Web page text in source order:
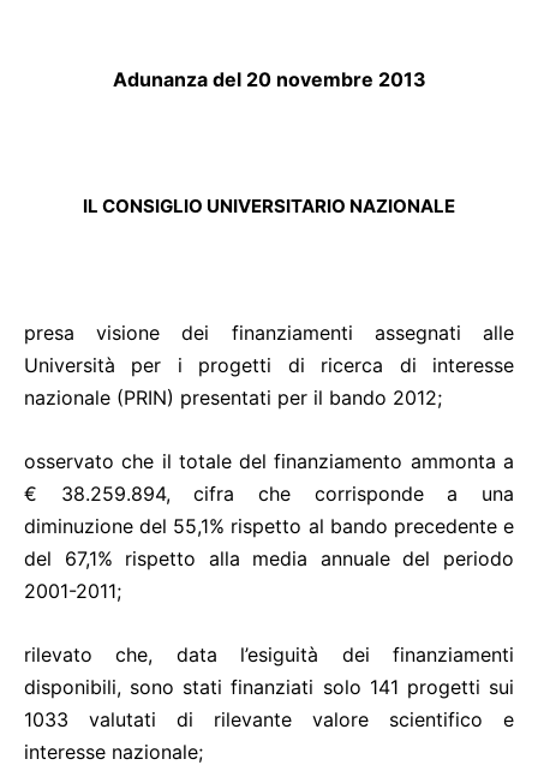
Adunanza del 20 novembre 2013
IL CONSIGLIO UNIVERSITARIO NAZIONALE
presa visione dei finanziamenti assegnati alle
Università per i progetti di ricerca di interesse
nazionale (PRIN) presentati per il bando 2012;
osservato che il totale del finanziamento ammonta a
€ 38.259.894, cifra che corrisponde a una
diminuzione del 55,1% rispetto al bando precedente e
del 67,1% rispetto alla media annuale del periodo
2001-2011;
rilevato che, data l’esiguità dei finanziamenti
disponibili, sono stati finanziati solo 141 progetti sui
1033 valutati di rilevante valore scientifico e
interesse nazionale;